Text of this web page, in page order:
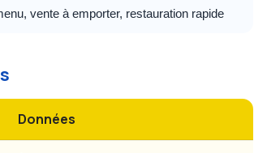
vente à emporter, restauration rapide
Données